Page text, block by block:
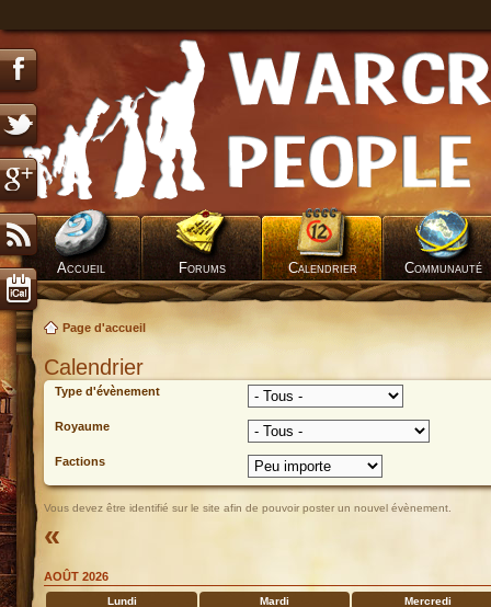
Accueil Forums Calendrier Communauté
Page d'accueil
Calendrier
Type d'évènement
Royaume
Factions
Vous devez être identifié sur le site afin de pouvoir poster un nouvel évènement.
«
AOÛT 2026
Lundi Mardi
Mercredi